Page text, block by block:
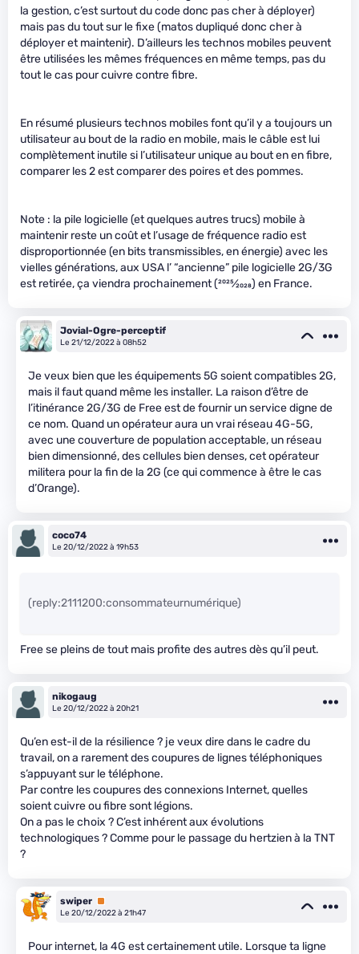
la gestion, c’est surtout du code donc pas cher à déployer)
mais pas du tout sur le fixe (matos dupliqué donc cher à
déployer et maintenir). D’ailleurs les technos mobiles peuvent
être utilisées les mêmes fréquences en même temps, pas du
tout le cas pour cuivre contre fibre.
En résumé plusieurs technos mobiles font qu’il y a toujours un
utilisateur au bout de la radio en mobile, mais le câble est lui
complètement inutile si l’utilisateur unique au bout en en fibre,
comparer les 2 est comparer des poires et des pommes.
Note : la pile logicielle (et quelques autres trucs) mobile à
maintenir reste un coût et l’usage de fréquence radio est
disproportionnée (en bits transmissibles, en énergie) avec les
vielles générations, aux USA l’ “ancienne” pile logicielle 2G/3G
est retirée, ça viendra prochainement (2025⁄2028) en France.
Jovial-Ogre-perceptif
Le 21/12/2022 à 08h52
Je veux bien que les équipements 5G soient compatibles 2G,
mais il faut quand même les installer. La raison d’être de
l’itinérance 2G/3G de Free est de fournir un service digne de
ce nom. Quand un opérateur aura un vrai réseau 4G-5G,
avec une couverture de population acceptable, un réseau
bien dimensionné, des cellules bien denses, cet opérateur
militera pour la fin de la 2G (ce qui commence à être le cas
d’Orange).
coco74
Le 20/12/2022 à 19h53
(reply:2111200:consommateurnumérique)
Free se pleins de tout mais profite des autres dès qu’il peut.
nikogaug
Le 20/12/2022 à 20h21
Qu’en est-il de la résilience ? je veux dire dans le cadre du
travail, on a rarement des coupures de lignes téléphoniques
s’appuyant sur le téléphone.
Par contre les coupures des connexions Internet, quelles
soient cuivre ou fibre sont légions.
On a pas le choix ? C’est inhérent aux évolutions
technologiques ? Comme pour le passage du hertzien à la TNT
?
swiper Premium
Le 20/12/2022 à 21h47
Pour internet, la 4G est certainement utile. Lorsque ta ligne